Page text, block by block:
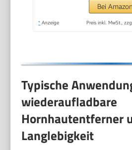
Füße,
Entfernen
Bei
* Anzeige Preis inkl. MwSt.,
Typische
wiederaufladbare
Hornhautentferner
Langlebigkeit